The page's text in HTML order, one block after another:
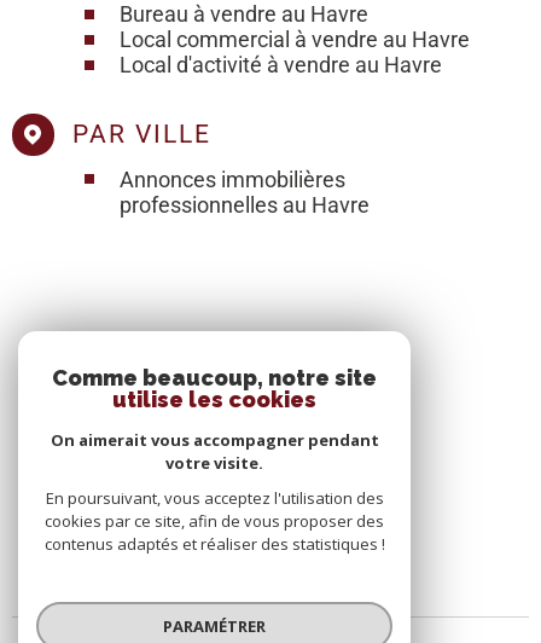
Bureau à vendre au Havre
Local commercial à vendre au Havre
Local d'activité à vendre au Havre
PAR VILLE
Annonces immobilières
professionnelles au Havre
Comme beaucoup, notre site
utilise les cookies
On aimerait vous accompagner pendant
votre visite.
En poursuivant, vous acceptez l'utilisation des
cookies par ce site, afin de vous proposer des
contenus adaptés et réaliser des statistiques !
PARAMÉTRER